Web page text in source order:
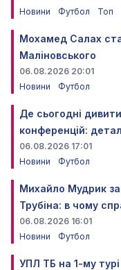
Новини
Футбол Топ
Мохамед Салах
Маліновського
06.08.2026 20:01
Новини
Футбол
Де сьогодні
конференцій:
06.08.2026 17:01
Новини
Футбол
Михайло Мудрик
Трубіна: в чому
06.08.2026 16:01
Новини
Футбол
УПЛ ТБ на 1-му турі